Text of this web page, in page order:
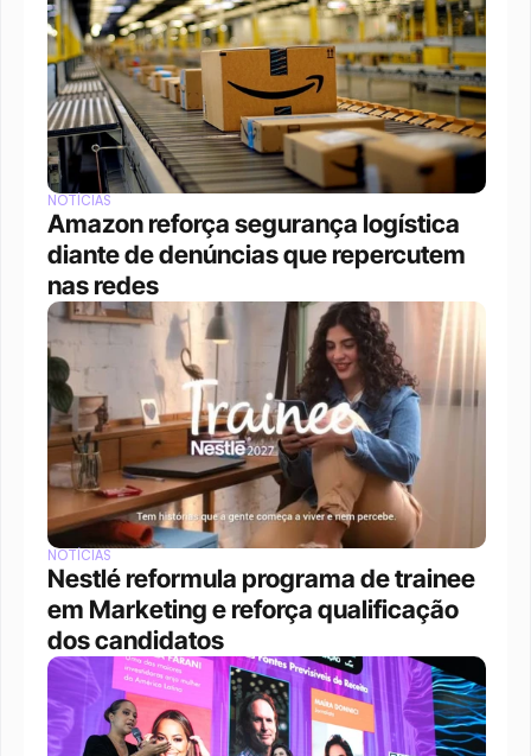
NOTÍCIAS
Amazon reforça segurança logística
diante de denúncias que repercutem
nas redes
NOTÍCIAS
Nestlé reformula programa de trainee
em Marketing e reforça qualificação
dos candidatos